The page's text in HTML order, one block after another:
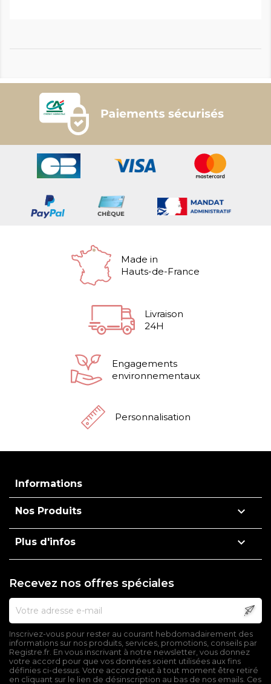
Made in
Hauts-de-France
Livraison
24H
Engagements
environnementaux
Personnalisation
Informations
Nos Produits 
Plus d'infos 
Recevez nos offres spéciales
Inscrivez-vous pour rester au courant hebdomadairement des
informations sur nos produits, services, promotions, conseils par
Registre.fr. En vous inscrivant à notre newsletter, vous donnez
votre accord pour que vos données soient utilisées aux fins
définies ci-dessus. Votre accord peut à tout moment être retiré
en cliquant sur le lien de désinscription au bas de nos emails. Ces